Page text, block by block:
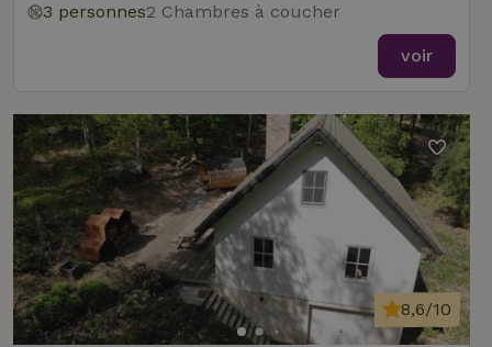
3 personnes2 Chambres à coucher
voir
8,6/10